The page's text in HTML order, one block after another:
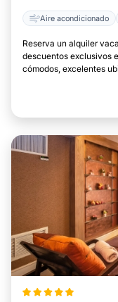
Aire acondicionado
Reserva un alquiler
descuentos exclusivos
cómodos, excelentes